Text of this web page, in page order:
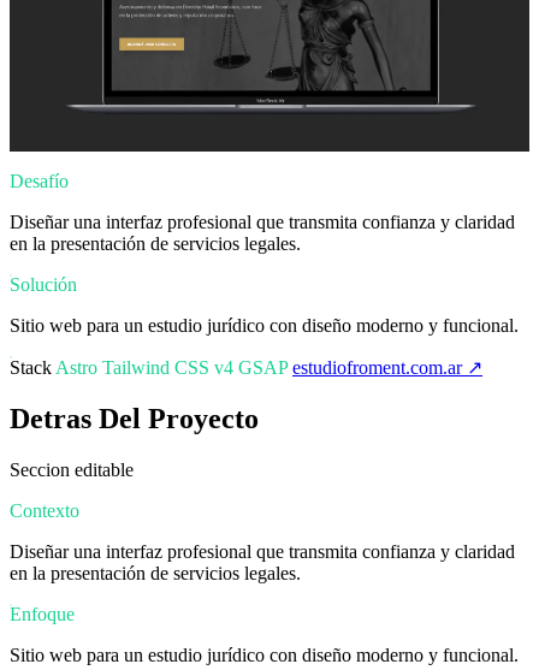
Desafío
Diseñar una interfaz profesional que transmita confianza y claridad
en la presentación de servicios legales.
Solución
Sitio web para un estudio jurídico con diseño moderno y funcional.
Stack Astro Tailwind CSS v4 GSAPestudiofroment.com.ar ↗
Detras Del Proyecto
Seccion editable
Contexto
Diseñar una interfaz profesional que transmita confianza y claridad
en la presentación de servicios legales.
Enfoque
Sitio web para un estudio jurídico con diseño moderno y funcional.